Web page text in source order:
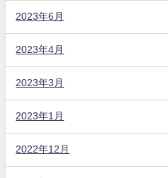
2023年6月
2023年4月
2023年3月
2023年1月
2022年12月